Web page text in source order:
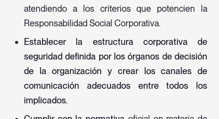
atendiendo a los criterios que potencien la
Responsabilidad Social Corporativa.
Establecer la estructura corporativa de
seguridad definida por los órganos de decisión
de la organización y crear los canales de
comunicación adecuados entre todos los
implicados.